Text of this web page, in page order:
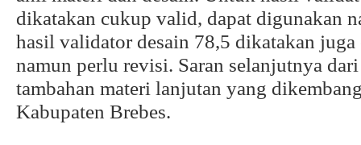
dikatakan cukup valid, dapat digunakan
hasil validator desain 78,5 dikatakan
namun perlu revisi. Saran selanjutnya
tambahan materi lanjutan yang
Kabupaten Brebes.